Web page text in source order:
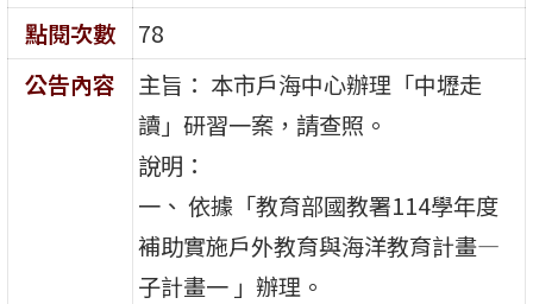
點閱次數
78
公告內容
主旨： 本市戶海中心辦理「中壢走
讀」研習一案，請查照。
說明：
一、 依據「教育部國教署114學年度
補助實施戶外教育與海洋教育計畫—
子計畫一 」辦理。